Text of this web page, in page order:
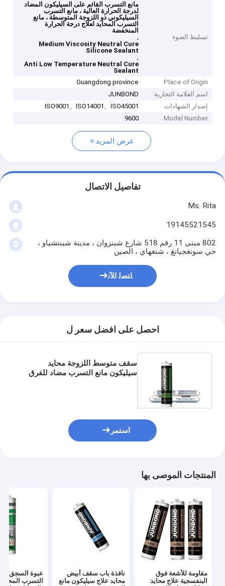
تسليط الضوء
مانع التسرب القائم على السيليكون المضاد
لدرجة الحرارة العالية ، مانع التسرب
السيليكوني ذو اللزوجة المتوسطة ، مانع
التسرب المحايد لعلاج درجة الحرارة
المنخفضة
,
Medium Viscosity Neutral Cure
Silicone Sealant
,
Anti Low Temperature Neutral Cure
Sealant
Place of Origin
Guangdong province
اسم العلامة التجارية
JUNBOND
إصدار الشهادات
ISO9001、ISO14001、ISO45001
Model Number
9600
عرض المزيد
تفاصيل الاتصال
Ms. Rita
19145521545
802 مبنى 11 رقم 518 شارع شينزوان ، مدينة شينتشياو ،
حي سونغجيانغ ، شنغهاي ، الصين
ﺎﺘﺼﻟ ﺍﻶﻧ
احصل على افضل سعر ل
سقف متوسط ​​اللزوجة محايد
سيليكون مانع التسرب مضاد للفرق
استمر
المنتجات الموصى بها
مقاومة للأشعة فوق
البنفسجية علاج محايد
نافذة باب سقف أبيض
محايد علاج سيليكون مانع
عبوة السجق
التسرب المحايد